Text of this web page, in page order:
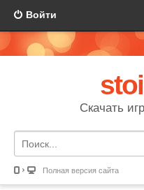
Войти
Скачать
Полная версия сайта